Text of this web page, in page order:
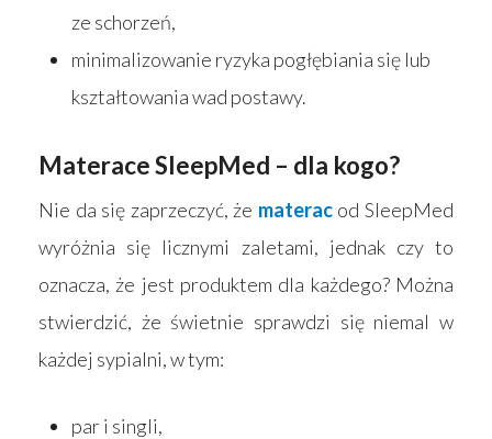
ze schorzeń,
minimalizowanie ryzyka pogłębiania się lub
kształtowania wad postawy.
Materace SleepMed – dla kogo?
Nie da się zaprzeczyć, że materacod SleepMed
wyróżnia się licznymi zaletami, jednak czy to
oznacza, że jest produktem dla każdego? Można
stwierdzić, że świetnie sprawdzi się niemal w
każdej sypialni, w tym:
par i singli,
Blog